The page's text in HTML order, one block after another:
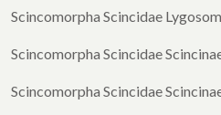
Scincomorpha Scincidae
Scincomorpha Scincidae
Scincomorpha Scincidae